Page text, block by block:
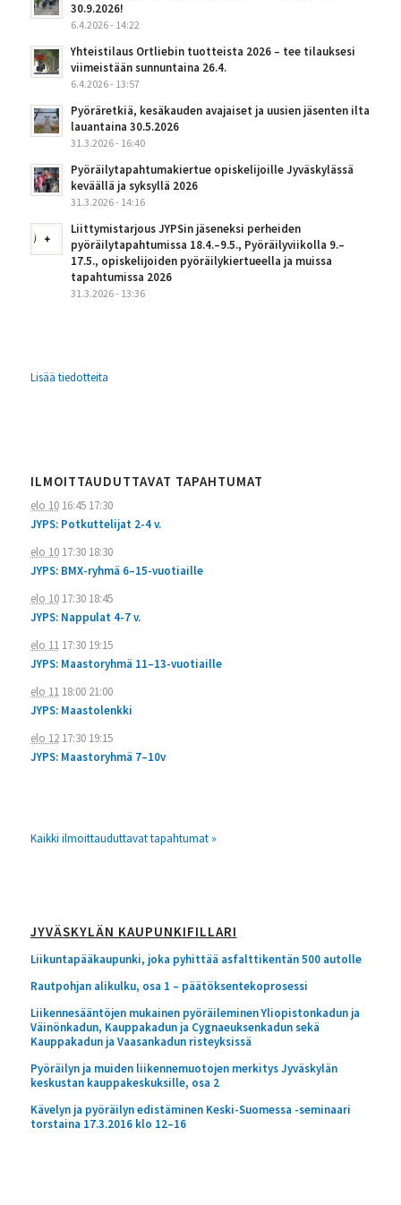
30.9.2026!
6.4.2026 - 14:22
Yhteistilaus Ortliebin tuotteista 2026 – tee tilauksesi
viimeistään sunnuntaina 26.4.
6.4.2026 - 13:57
Pyöräretkiä, kesäkauden avajaiset ja uusien jäsenten ilta
lauantaina 30.5.2026
31.3.2026 - 16:40
Pyöräilytapahtumakiertue opiskelijoille Jyväskylässä
keväällä ja syksyllä 2026
31.3.2026 - 14:16
Liittymistarjous JYPSin jäseneksi perheiden
pyöräilytapahtumissa 18.4.–9.5., Pyöräilyviikolla 9.–
17.5., opiskelijoiden pyöräilykiertueella ja muissa
tapahtumissa 2026
31.3.2026 - 13:36
Lisää tiedotteita
ILMOITTAUDUTTAVAT TAPAHTUMAT
elo 1016:45 17:30
JYPS: Potkuttelijat 2-4 v.
elo 1017:30 18:30
JYPS: BMX-ryhmä 6–15-vuotiaille
elo 1017:30 18:45
JYPS: Nappulat 4-7 v.
elo 1117:30 19:15
JYPS: Maastoryhmä 11–13-vuotiaille
elo 1118:00 21:00
JYPS: Maastolenkki
elo 1217:30 19:15
JYPS: Maastoryhmä 7–10v
Kaikki ilmoittauduttavat tapahtumat »
JYVÄSKYLÄN KAUPUNKIFILLARI
Liikuntapääkaupunki, joka pyhittää asfalttikentän 500 autolle
Rautpohjan alikulku, osa 1 – päätöksentekoprosessi
Liikennesääntöjen mukainen pyöräileminen Yliopistonkadun ja
Väinönkadun, Kauppakadun ja Cygnaeuksenkadun sekä
Kauppakadun ja Vaasankadun risteyksissä
Pyöräilyn ja muiden liikennemuotojen merkitys Jyväskylän
keskustan kauppakeskuksille, osa 2
Kävelyn ja pyöräilyn edistäminen Keski-Suomessa -seminaari
torstaina 17.3.2016 klo 12–16